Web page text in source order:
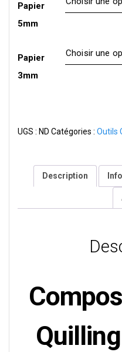
Papier
5mm
Papier
3mm
UGS : ND Catégories : Outils
Description